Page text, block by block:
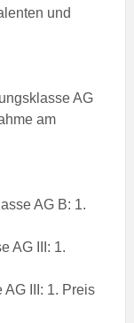
und
AG
am
AG B: 1.
AG III: 1.
AG III: 1. Preis